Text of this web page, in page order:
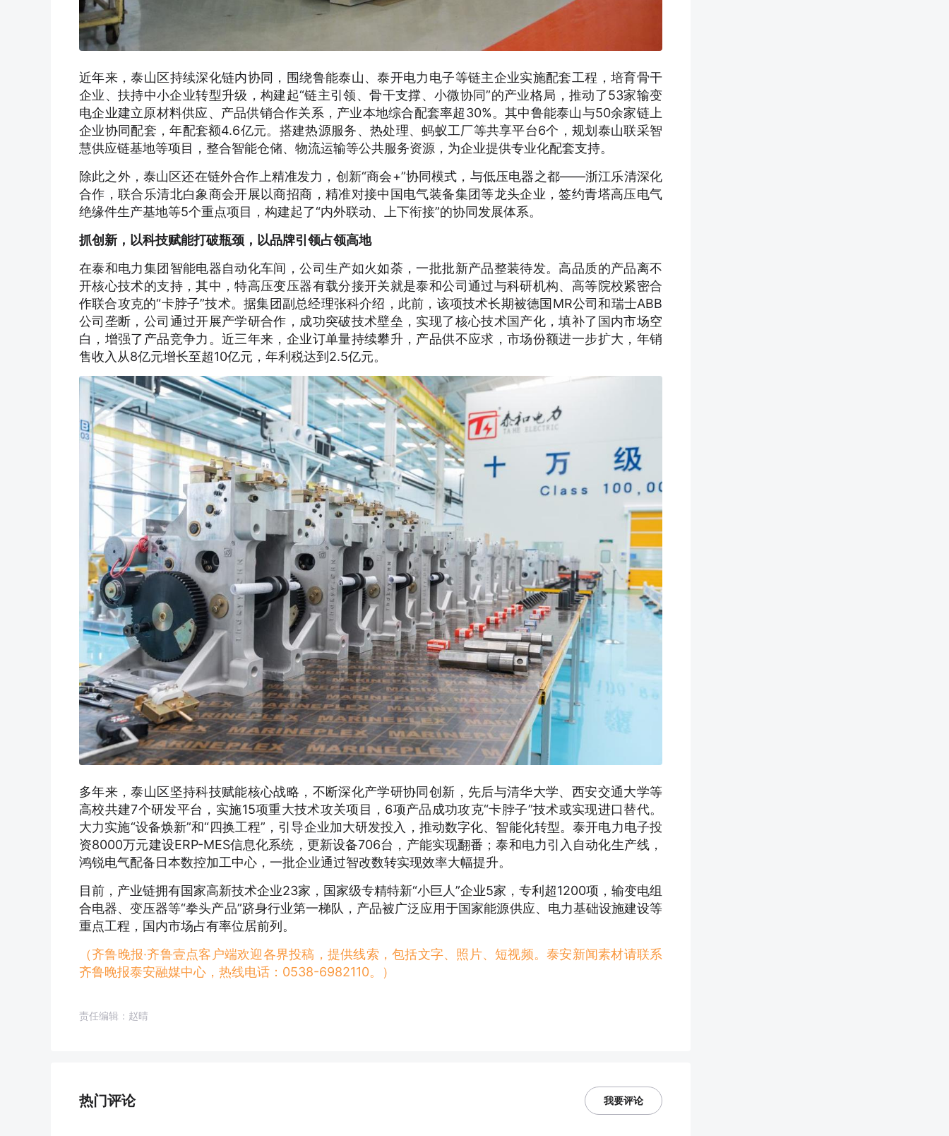
近年来，泰山区持续深化链内协同，围绕鲁能泰山、泰开电力电子等链主企业实施配套工程，培育骨干
企业、扶持中小企业转型升级，构建起“链主引领、骨干支撑、小微协同”的产业格局，推动了53家输变
电企业建立原材料供应、产品供销合作关系，产业本地综合配套率超30%。其中鲁能泰山与50余家链上
企业协同配套，年配套额4.6亿元。搭建热源服务、热处理、蚂蚁工厂等共享平台6个，规划泰山联采智
慧供应链基地等项目，整合智能仓储、物流运输等公共服务资源，为企业提供专业化配套支持。
除此之外，泰山区还在链外合作上精准发力，创新“商会+”协同模式，与低压电器之都——浙江乐清深化
合作，联合乐清北白象商会开展以商招商，精准对接中国电气装备集团等龙头企业，签约青塔高压电气
绝缘件生产基地等5个重点项目，构建起了“内外联动、上下衔接”的协同发展体系。
抓创新，以科技赋能打破瓶颈，以品牌引领占领高地
在泰和电力集团智能电器自动化车间，公司生产如火如荼，一批批新产品整装待发。高品质的产品离不
开核心技术的支持，其中，特高压变压器有载分接开关就是泰和公司通过与科研机构、高等院校紧密合
作联合攻克的“卡脖子”技术。据集团副总经理张科介绍，此前，该项技术长期被德国MR公司和瑞士ABB
公司垄断，公司通过开展产学研合作，成功突破技术壁垒，实现了核心技术国产化，填补了国内市场空
白，增强了产品竞争力。近三年来，企业订单量持续攀升，产品供不应求，市场份额进一步扩大，年销
售收入从8亿元增长至超10亿元，年利税达到2.5亿元。
多年来，泰山区坚持科技赋能核心战略，不断深化产学研协同创新，先后与清华大学、西安交通大学等
高校共建7个研发平台，实施15项重大技术攻关项目，6项产品成功攻克“卡脖子”技术或实现进口替代。
大力实施“设备焕新”和“四换工程”，引导企业加大研发投入，推动数字化、智能化转型。泰开电力电子投
资8000万元建设ERP-MES信息化系统，更新设备706台，产能实现翻番；泰和电力引入自动化生产线，
鸿锐电气配备日本数控加工中心，一批企业通过智改数转实现效率大幅提升。
目前，产业链拥有国家高新技术企业23家，国家级专精特新“小巨人”企业5家，专利超1200项，输变电组
合电器、变压器等“拳头产品”跻身行业第一梯队，产品被广泛应用于国家能源供应、电力基础设施建设等
重点工程，国内市场占有率位居前列。
（齐鲁晚报·齐鲁壹点客户端欢迎各界投稿，提供线索，包括文字、照片、短视频。泰安新闻素材请联系
齐鲁晚报泰安融媒中心，热线电话：0538-6982110。）
责任编辑：赵晴
热门评论 我要评论